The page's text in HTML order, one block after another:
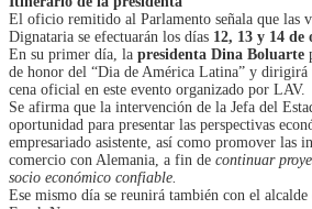
El oficio remitido al Parlamento señala que las
Dignataria se efectuarán los días 12, 13 y 14 de
En su primer día, la presidenta Dina Boluarte
de honor del “Dia de América Latina” y dirigirá
cena oficial en este evento organizado por LAV.
Se afirma que la intervención de la Jefa del
oportunidad para presentar las perspectivas
empresariado asistente, así como promover las
comercio con Alemania, a fin de continuar
socio económico confiable.
Ese mismo día se reunirá también con el